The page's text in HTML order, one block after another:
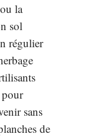
la
sol
régulier
pour
sans
de